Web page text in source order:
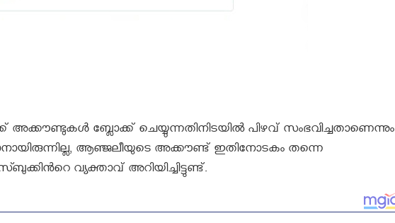
ബ്ലോക്ക്‌ ചെയ്യുന്നതിനിടയില്‍ പിഴവ് സംഭവിച്ചതാണെന്നും
ആഞ്ജലീയുടെ അക്കൗണ്ട്‌ ഇതിനോടകം തന്നെ
വ്യക്താവ് അറിയിച്ചിട്ടുണ്ട്.